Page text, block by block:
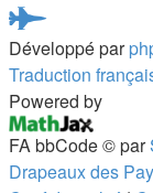
Pardus.at
(S’ouvre
dans
un
nouvel
Développé par
Traduction
Powered by
FA bbCode ©par
Drapeaux des